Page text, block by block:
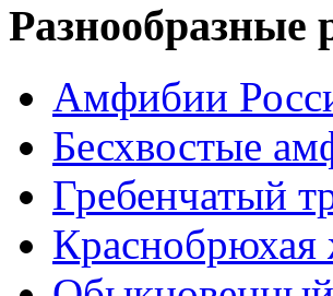
Разнообразные
Амфибии
Бесхвостые
Гребенчатый
Краснобрюхая